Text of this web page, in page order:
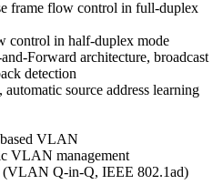
frame flow control in full-duplex
control in half-duplex mode
Forward architecture, broadcast
detection
source address learning
VLAN
VLAN management
(VLAN Q-in-Q, IEEE 802.1ad)